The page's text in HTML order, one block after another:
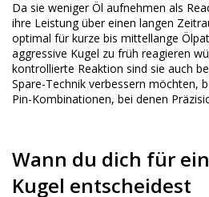
Da sie weniger Öl aufnehmen als
ihre Leistung über einen langen
optimal für kurze bis mittellange
aggressive Kugel zu früh reagieren
kontrollierte Reaktion sind sie auch
Spare-Technik verbessern möchten,
Pin-Kombinationen, bei denen
Wann du dich für
Kugel entscheidest